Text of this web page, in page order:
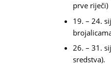
prve riječi)
19. – 24.
26. – 31.
sredstva).